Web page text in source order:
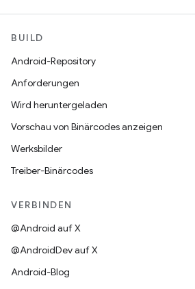
BUILD
Android-Repository
Anforderungen
Wird heruntergeladen
Vorschau von Binärcodes anzeigen
Werksbilder
Treiber-Binärcodes
VERBINDEN
@Android auf X
@AndroidDev auf X
Android-Blog